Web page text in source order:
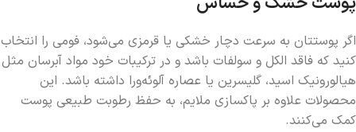
اگر پوستتان به سرعت دچار خشکی یا قرمزی می‌شود، فومی را انتخاب
کنید که فاقد الکل و سولفات باشد و در ترکیبات خود مواد آبرسان مثل
هیالورونیک اسید، گلیسرین یا عصاره آلوئه‌ورا داشته باشد. این
محصولات علاوه بر پاکسازی ملایم، به حفظ رطوبت طبیعی پوست
کمک می‌کنند.